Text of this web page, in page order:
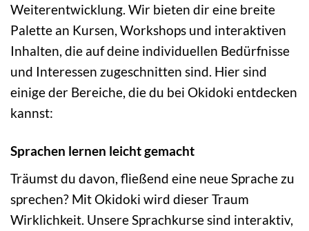
Weiterentwicklung. Wir bieten dir eine breite
Palette an Kursen, Workshops und interaktiven
Inhalten, die auf deine individuellen Bedürfnisse
und Interessen zugeschnitten sind. Hier sind
einige der Bereiche, die du bei Okidoki entdecken
kannst:
Sprachen lernen leicht gemacht
Träumst du davon, fließend eine neue Sprache zu
sprechen? Mit Okidoki wird dieser Traum
Wirklichkeit. Unsere Sprachkurse sind interaktiv,